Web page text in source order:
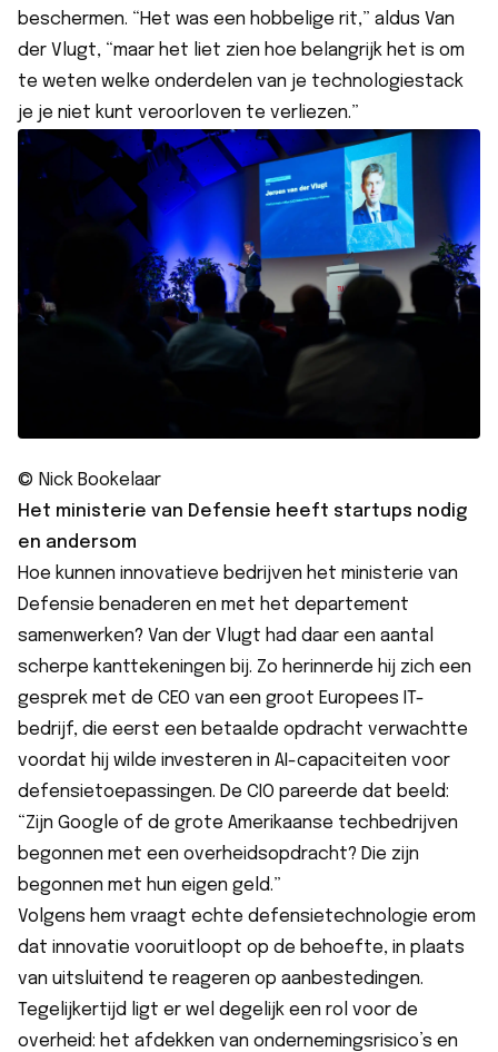
beschermen. “Het was een hobbelige rit,” aldus Van
der Vlugt, “maar het liet zien hoe belangrijk het is om
te weten welke onderdelen van je technologiestack
je je niet kunt veroorloven te verliezen.”
© Nick Bookelaar
Het ministerie van Defensie heeft startups nodig
en andersom
Hoe kunnen innovatieve bedrijven het ministerie van
Defensie benaderen en met het departement
samenwerken? Van der Vlugt had daar een aantal
scherpe kanttekeningen bij. Zo herinnerde hij zich een
gesprek met de CEO van een groot Europees IT-
bedrijf, die eerst een betaalde opdracht verwachtte
voordat hij wilde investeren in AI-capaciteiten voor
defensietoepassingen. De CIO pareerde dat beeld:
“Zijn Google of de grote Amerikaanse techbedrijven
begonnen met een overheidsopdracht? Die zijn
begonnen met hun eigen geld.”
Volgens hem vraagt echte defensietechnologie erom
dat innovatie vooruitloopt op de behoefte, in plaats
van uitsluitend te reageren op aanbestedingen.
Tegelijkertijd ligt er wel degelijk een rol voor de
overheid: het afdekken van ondernemingsrisico’s en